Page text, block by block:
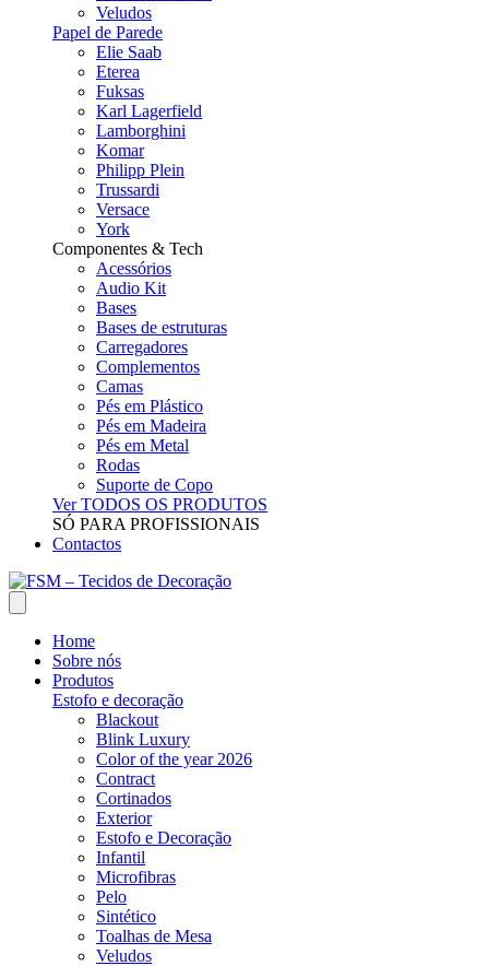
Veludos
Papel de Parede
Elie Saab
Eterea
Fuksas
Karl Lagerfield
Lamborghini
Komar
Philipp Plein
Trussardi
Versace
York
Componentes & Tech
Acessórios
Audio Kit
Bases
Bases de estruturas
Carregadores
Complementos
Camas
Pés em Plástico
Pés em Madeira
Pés em Metal
Rodas
Suporte de Copo
Ver TODOS OS PRODUTOS
SÓ PARA PROFISSIONAIS
Contactos
Home
Sobre nós
Produtos
Estofo e decoração
Blackout
Blink Luxury
Color of the year 2026
Contract
Cortinados
Exterior
Estofo e Decoração
Infantil
Microfibras
Pelo
Sintético
Toalhas de Mesa
Veludos